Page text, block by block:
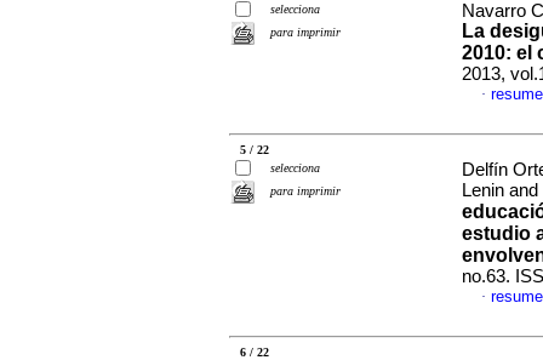
selecciona
para imprimir
Navarro
La
2010: el
2013,
·
5 / 22
selecciona
para imprimir
Delfín
Lenin
estudio
no.63.
·
6 / 22